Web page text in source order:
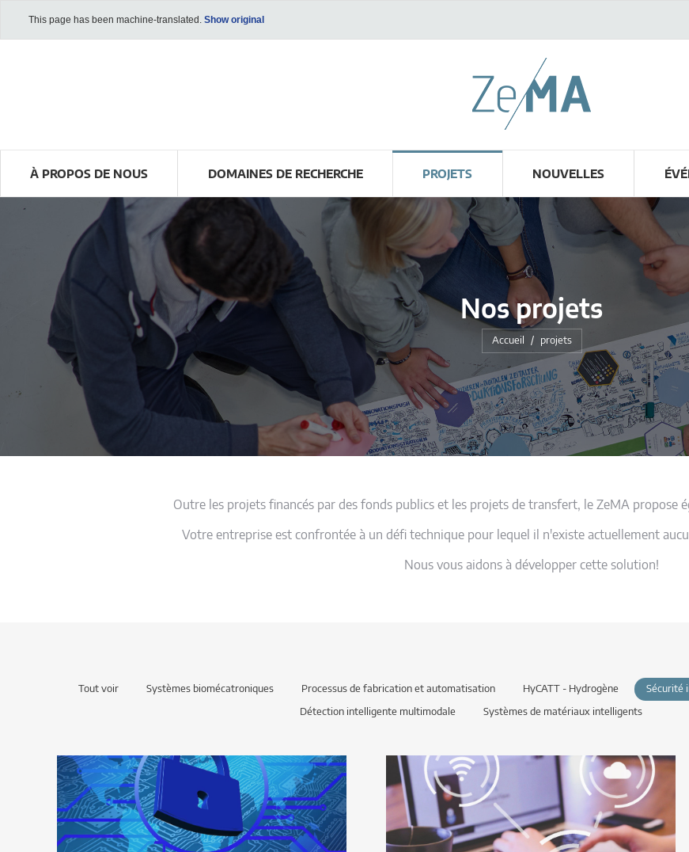
This page has been machine-translated. Show original
À PROPOS DE NOUS DOMAINES DE RECHERCHE PROJETS NOUVELLES
Nos projets
Vous êtes ici :
Accueil projets
Outre les projets financés par des fonds publics et les projets de transfert, le ZeMA propose
Votre entreprise est confrontée à un défi technique pour lequel il n'existe actuellement
Nous vous aidons à développer cette solution!
Tout voir Systèmes biomécatroniques Processus de fabrication et automatisation HyCATT - Hydrogène Sécurité
Détection intelligente multimodale Systèmes de matériaux intelligents